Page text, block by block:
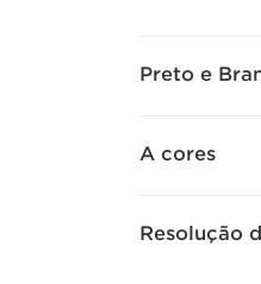
Preto e
A cores
Resolução